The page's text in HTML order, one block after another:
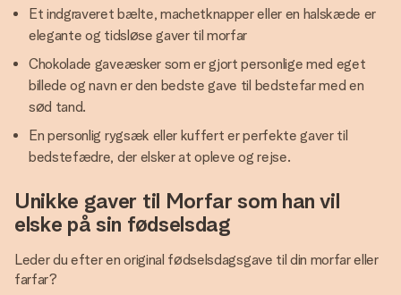
Et indgraveret bælte, machetknapper eller en halskæde er
elegante og tidsløse gaver til morfar
Chokolade gaveæsker som er gjort personlige med eget
billede og navn er den bedste gave til bedstefar med en
sød tand.
En personlig rygsæk eller kuffert er perfekte gaver til
bedstefædre, der elsker at opleve og rejse.
Unikke gaver til Morfar som han vil
elske på sin fødselsdag
Leder du efter en original fødselsdagsgave til din morfar eller
farfar?